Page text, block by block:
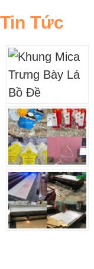
Tin Tức